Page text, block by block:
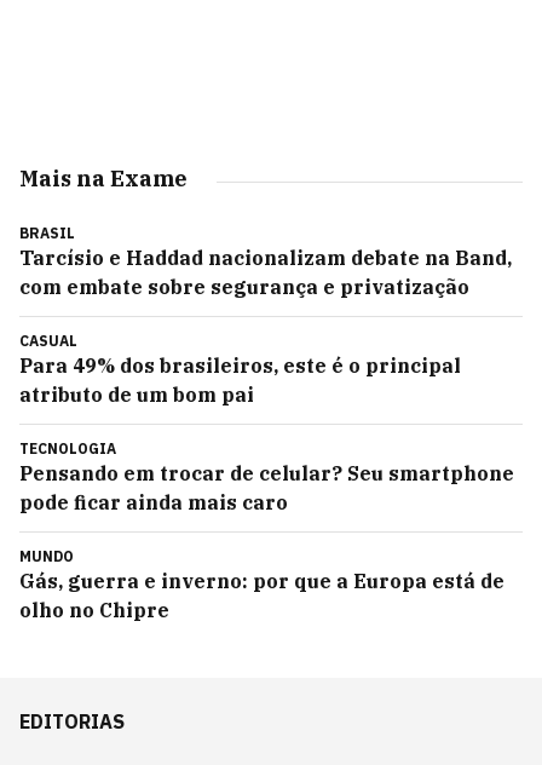
Mais na Exame
BRASIL
Tarcísio e Haddad nacionalizam debate na Band,
com embate sobre segurança e privatização
CASUAL
Para 49% dos brasileiros, este é o principal
atributo de um bom pai
TECNOLOGIA
Pensando em trocar de celular? Seu smartphone
pode ficar ainda mais caro
MUNDO
Gás, guerra e inverno: por que a Europa está de
olho no Chipre
EDITORIAS